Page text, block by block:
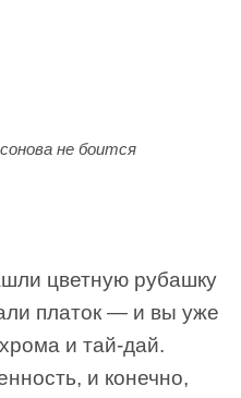
не боится
цветную рубашку
платок — и вы уже
и тай-дай.
и конечно,